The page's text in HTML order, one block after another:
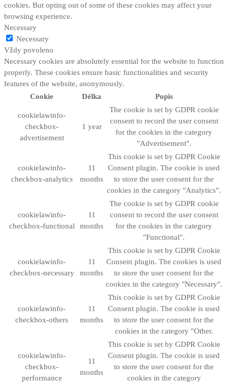
cookies. But opting out of some of these cookies may affect your
browsing experience.
Necessary
Necessary
Vždy povoleno
Necessary cookies are absolutely essential for the website to function
properly. These cookies ensure basic functionalities and security
features of the website, anonymously.
Cookie
Délka Popis
cookielawinfo-
checkbox-
advertisement
1 year
The cookie is set by GDPR cookie
consent to record the user consent
for the cookies in the category
"Advertisement".
cookielawinfo-
checkbox-analytics
11
months
This cookie is set by GDPR Cookie
Consent plugin. The cookie is used
to store the user consent for the
cookies in the category "Analytics".
cookielawinfo-
checkbox-functional
11
months
The cookie is set by GDPR cookie
consent to record the user consent
for the cookies in the category
"Functional".
cookielawinfo-
checkbox-necessary
11
months
This cookie is set by GDPR Cookie
Consent plugin. The cookies is used
to store the user consent for the
cookies in the category "Necessary".
cookielawinfo-
checkbox-others
11
months
This cookie is set by GDPR Cookie
Consent plugin. The cookie is used
to store the user consent for the
cookies in the category "Other.
cookielawinfo-
checkbox-
performance
11
months
This cookie is set by GDPR Cookie
Consent plugin. The cookie is used
to store the user consent for the
cookies in the category